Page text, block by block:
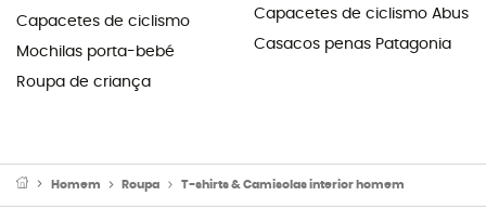
Capacetes de ciclismo
Mochilas porta-bebé
Roupa de criança
Capacetes de ciclismo Abus
Casacos penas Patagonia
Homem Roupa T-shirts & Camisolas interior homem